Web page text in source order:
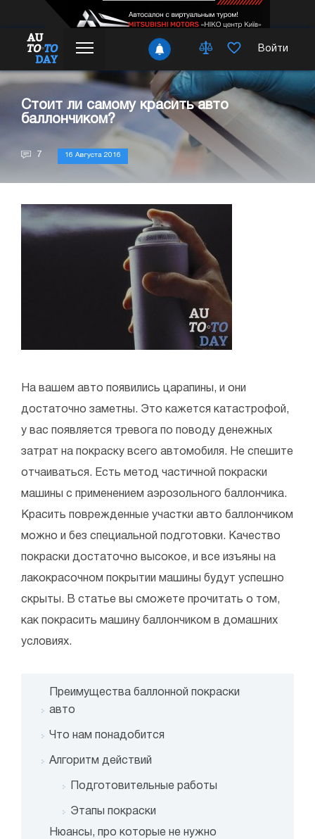
Войти
Стоит ли самому красить авто
баллончиком?
7 16 Августа 2016
На вашем авто появились царапины, и они
достаточно заметны. Это кажется катастрофой,
у вас появляется тревога по поводу денежных
затрат на покраску всего автомобиля. Не спешите
отчаиваться. Есть метод частичной покраски
машины с применением аэрозольного баллончика.
Красить поврежденные участки авто баллончиком
можно и без специальной подготовки. Качество
покраски достаточно высокое, и все изъяны на
лакокрасочном покрытии машины будут успешно
скрыты. В статье вы сможете прочитать о том,
как покрасить машину баллончиком в домашних
условиях.
Преимущества баллонной покраски
авто
Что нам понадобится
Алгоритм действий
Подготовительные работы
Этапы покраски
Нюансы, про которые не нужно